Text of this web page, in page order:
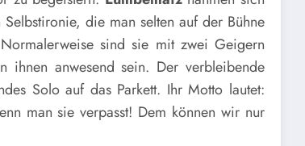
die man selten auf der Bühne
sind sie mit zwei Geigern
anwesend sein. Der verbleibende
Solo auf das Parkett. Ihr Motto lautet:
man sie verpasst! Dem können wir nur